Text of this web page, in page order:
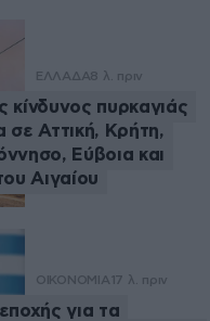
ΕΛΛΑΔΑ8 λ. πριν
κίνδυνος πυρκαγιάς
σε Αττική, Κρήτη,
Εύβοια και
Αιγαίου
ΟΙΚΟΝΟΜΙΑ 17 λ. πριν
για τα